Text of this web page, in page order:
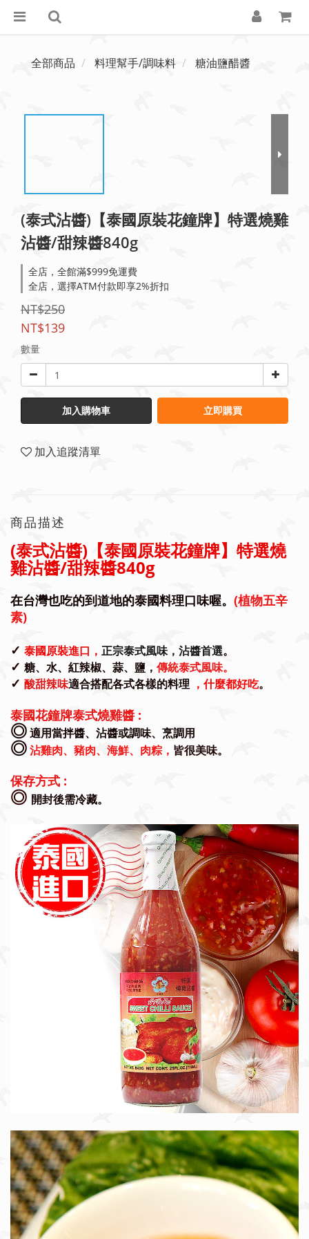
全部商品 料理幫手/調味料 糖油鹽醋醬
(泰式沾醬)【泰國原裝花鐘牌】特選燒雞
沾醬/甜辣醬840g
全店，全館滿$999免運費
全店，選擇ATM付款即享2%折扣
NT$250
NT$139
數量
加入購物車 立即購買
加入追蹤清單
商品描述
(泰式沾醬) 【泰國原裝花鐘牌】 特選燒
雞沾醬/甜辣醬840g
在台灣也吃的到道地的泰國料理口味喔。 (植物五辛
素)
✓ 泰國原裝進口， 正宗泰式風味，沾醬首選。
✓ 糖、水、紅辣椒、蒜、鹽， 傳統泰式風味。
✓ 酸甜辣味適合搭配各式各樣的料理 ，什麼都好吃。
泰國花鐘牌泰式燒雞醬 :
◎適用當拌醬、沾醬或調味、烹調用
◎沾雞肉、豬肉、海鮮、肉粽， 皆很美味。
保存方式 :
◎ 開封後需冷藏。